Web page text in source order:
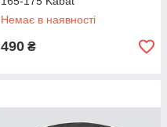
Немає в наявності
490 ₴